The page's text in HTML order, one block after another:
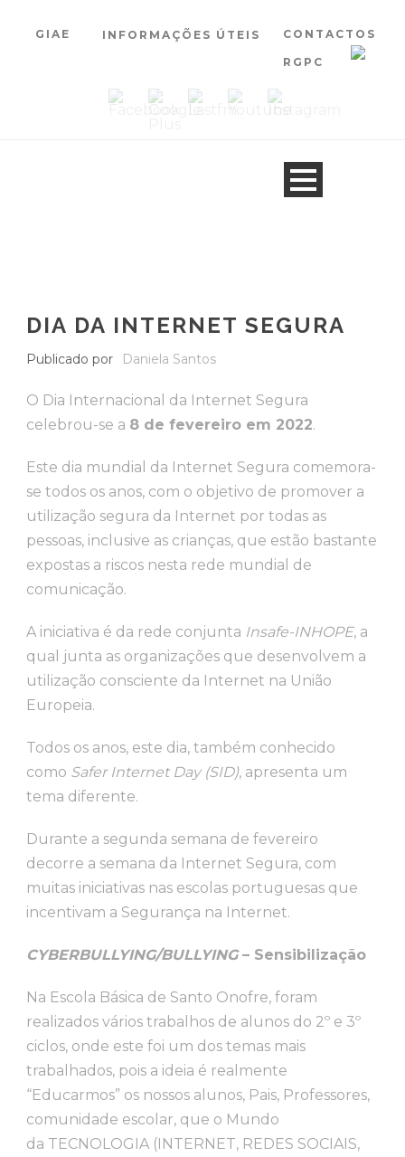
GIAE INFORMAÇÕES ÚTEIS CONTACTOS
RGPC
DIA DA INTERNET SEGURA
Publicado por Daniela Santos
O Dia Internacional da Internet Segura
celebrou-se a 8 de fevereiro em 2022.
Este dia mundial da Internet Segura comemora-
se todos os anos, com o objetivo de promover a
utilização segura da Internet por todas as
pessoas, inclusive as crianças, que estão bastante
expostas a riscos nesta rede mundial de
comunicação.
A iniciativa é da rede conjunta Insafe-INHOPE, a
qual junta as organizações que desenvolvem a
utilização consciente da Internet na União
Europeia.
Todos os anos, este dia, também conhecido
como Safer Internet Day (SID), apresenta um
tema diferente.
Durante a segunda semana de fevereiro
decorre a semana da Internet Segura, com
muitas iniciativas nas escolas portuguesas que
incentivam a Segurança na Internet.
CYBERBULLYING/BULLYING– Sensibilização
Na Escola Básica de Santo Onofre, foram
realizados vários trabalhos de alunos do 2º e 3º
ciclos, onde este foi um dos temas mais
trabalhados, pois a ideia é realmente
“Educarmos” os nossos alunos, Pais, Professores,
comunidade escolar, que o Mundo
da TECNOLOGIA (INTERNET, REDES SOCIAIS,